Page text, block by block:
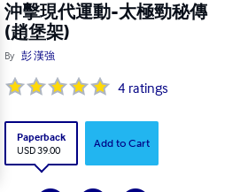
沖擊現代運動-太極勁秘傳
(趙堡架)
By 彭 漢強
4 ratings
Paperback
USD 39.00
Add to Cart